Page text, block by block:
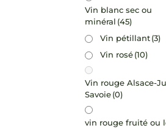
Vin blanc sec ou
minéral (45)
Vin pétillant(3)
Vin rosé(10)
Vin rouge Alsace-
Savoie(0)
vin rouge fruité ou